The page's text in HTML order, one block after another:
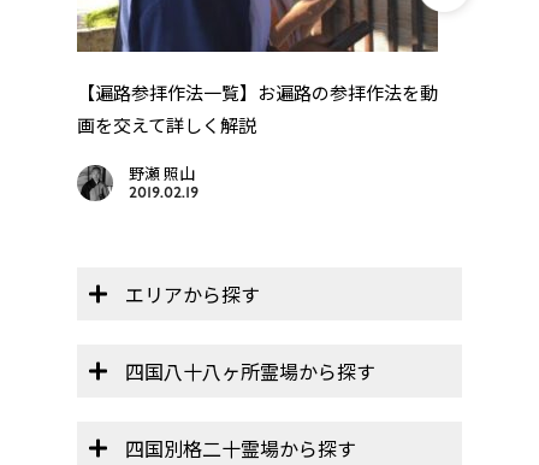
【遍路参拝作法一覧】お遍路の参拝作法を動
画を交えて詳しく解説
野瀬 照山
2019.02.19
エリアから探す
四国八十八ヶ所霊場から探す
四国別格二十霊場から探す